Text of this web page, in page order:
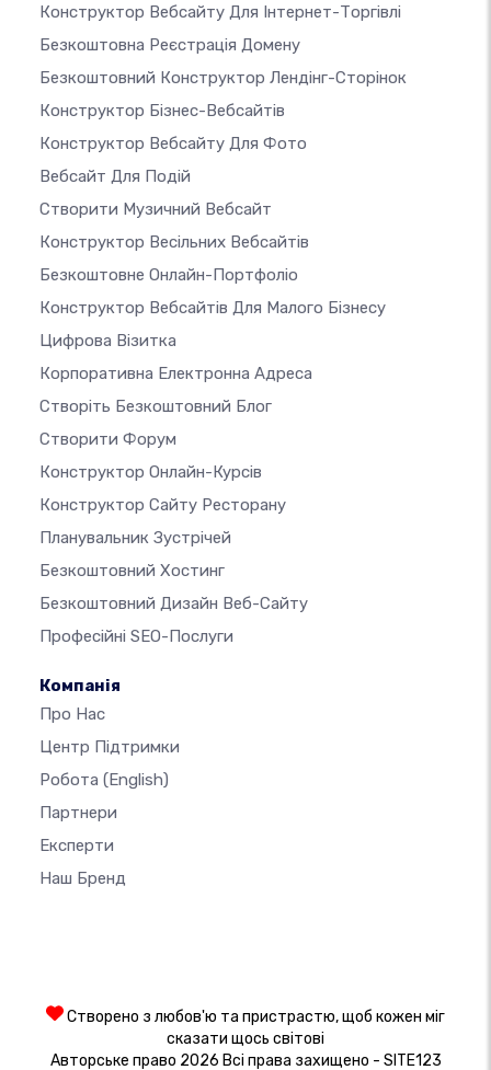
Конструктор Вебсайту Для Інтернет-Торгівлі
Безкоштовна Реєстрація Домену
Безкоштовний Конструктор Лендінг-Сторінок
Конструктор Бізнес-Вебсайтів
Конструктор Вебсайту Для Фото
Вебсайт Для Подій
Створити Музичний Вебсайт
Конструктор Весільних Вебсайтів
Безкоштовне Онлайн-Портфоліо
Конструктор Вебсайтів Для Малого Бізнесу
Цифрова Візитка
Корпоративна Електронна Адреса
Створіть Безкоштовний Блог
Створити Форум
Конструктор Онлайн-Курсів
Конструктор Сайту Ресторану
Планувальник Зустрічей
Безкоштовний Хостинг
Безкоштовний Дизайн Веб-Сайту
Професійні SEO-Послуги
Компанія
Про Нас
Центр Підтримки
Робота (English)
Партнери
Експерти
Наш Бренд
Створено з любов'ю та пристрастю, щоб кожен міг
сказати щось світові
Авторське право 2026 Всі права захищено - SITE123